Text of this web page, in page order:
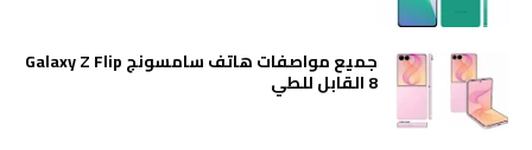
جميع مواصفات هاتف سامسونج Galaxy Z Flip
8 القابل للطي